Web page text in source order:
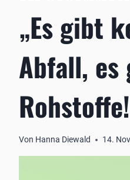
„Es gibt
Abfall,
Von Hanna Diewald 14.